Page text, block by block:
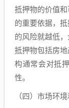
抵押物的价值
的重要依据，
的风险就越低
抵押物包括房
构通常会对抵
性。
（四）市场环